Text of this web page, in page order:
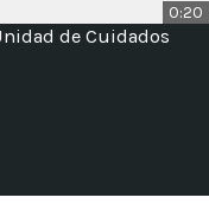
0:20
de Cuidados